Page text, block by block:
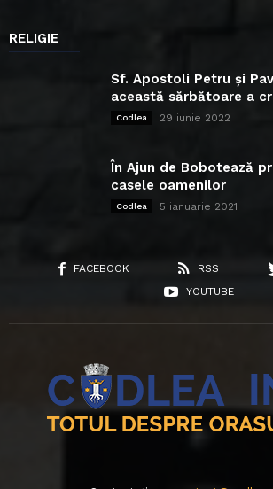
RELIGIE
Sf. Apostoli Petru și
această sărbătoare a
Codlea 29 iunie 2022
În Ajun de Bobotează
casele oamenilor
Codlea 5 ianuarie 2021
FACEBOOK RSS
YOUTUBE